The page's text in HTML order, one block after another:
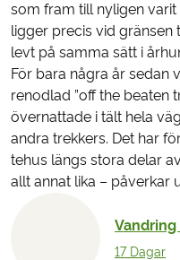
som fram till nyligen
ligger precis vid gränsen
levt på samma sätt i
För bara några år sedan
renodlad ”off the beaten
övernattade i tält hela
andra trekkers. Det har
tehus längs stora delar
allt annat lika – påverkar
Vandring
17 Dagar